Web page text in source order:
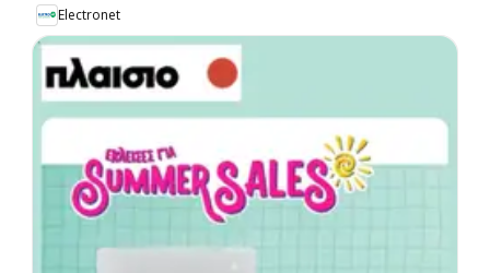
Electronet